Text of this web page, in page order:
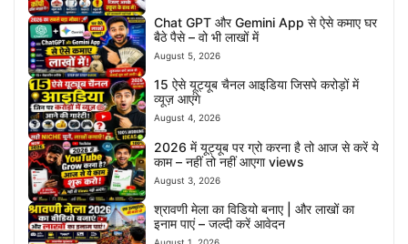
Chat GPT और Gemini App से ऐसे कमाए घर
बैठे पैसे – वो भी लाखों में
August 5, 2026
15 ऐसे यूट्यूब चैनल आइडिया जिसपे करोड़ों में
व्यूज़ आएंगे
August 4, 2026
2026 में यूट्यूब पर ग्रो करना है तो आज से करें ये
काम – नहीं तो नहीं आएगा views
August 3, 2026
श्रावणी मेला का विडियो बनाए | और लाखों का
इनाम पाएं – जल्दी करें आवेदन